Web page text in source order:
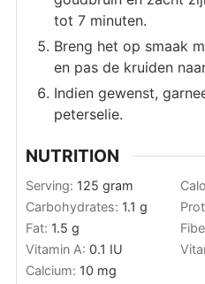
tot 7 minuten.
Breng het op smaak
en pas de kruiden
Indien gewenst,
peterselie.
NUTRITION
Serving: 125 gram
Carbohydrates: 1.1 g
Fat: 1.5 g
Vitamin A: 0.1 IU
Calcium: 10 mg